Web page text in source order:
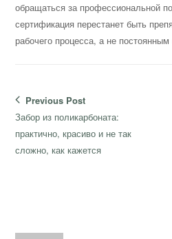
обращаться за профессиональной
сертификация перестанет быть
рабочего процесса, а не
Навигация
по
записям
Previous Post
Previous
post:
Забор из поликарбоната:
практично, красиво и не так
сложно, как кажется